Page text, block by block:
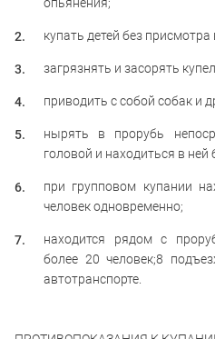
купать детей без
загрязнять и засорять
приводить с собой собак и
нырять в прорубь
головой и находиться в ней
при групповом купании
человек одновременно;
находится рядом с
более 20 человек;8
автотранспорте.